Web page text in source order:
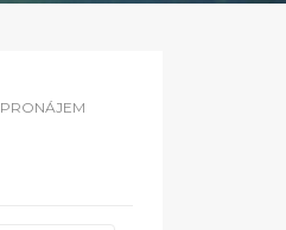
PRONÁJEM